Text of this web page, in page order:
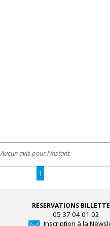
Aucun avis pour l'instant.
1
RESERVATIONS
05 37 04 01 02
Inscription à la